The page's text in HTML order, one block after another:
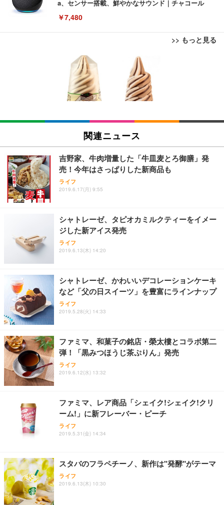
a、センサー搭載、鮮やかなサウンド｜チャコール
￥7,480
>> もっと見る
[EdoErgo] オフィスチェア 椅子 テレワーク 疲れな
い 跳ね上げ式アームレスト コンパクト 約105度ロッ
キング pc 事務椅子 360度回転 座面昇降 強化ナイロ
ン樹脂ベース 通気性メッシュ 在宅ワーク H-WY01
(黒網+黒枠+黒足)
￥5,699
SIHOO B100 オフィスチェア／デスクチェア メッシ
ュチェア 人間工学 疲れない ブラック
￥27,999
Sezlife オフィスチェア デスクチェア 疲れない テレ
ワーク チェア 強化バックレスト 30度ロッキング機
能 人間工学 椅子 腰サポート 90度跳ね上げ式アーム
務用 おしゃれ パソコンチェア (ブラック)
Sezlife オフィスチェア デスクチェア 疲れない テレ
ワーク チェア 強化バックレスト 30度ロッキング機
能 人間工学 椅子 腰サポート 90度跳ね上げ式アーム
務用 おしゃれ パソコンチェア (ホワイト)
ANDWINT オフィスチェア デスクチェア 肘なし メ
ッシュ 通気性 ランバーサポート付き 腰サポート ガ
ス圧無段階昇降 360度回転 キャスター付き コンパク
EIZO ビジネス向けプレミアムモニター | FlexScan
EV3240X-WT | 31.5型4K UHD・USB Type-C・ホワ
イト
￥105,595
EIZO ビジネス向けプレミアムモニター | FlexScan
￥109,572
【純正品】27"ゲーミングモニター DualSense 充電
フック付き（CFI-ZDM1J）
【整備済み品】Dell E2724HS 27インチ 液晶モニタ
ー フルHD（1920×1080）VA 非光沢 HDMI/DisplayP
ort/VGA スピーカー内蔵 高さ調整 スイベル VESA対
【MiniLED/24.5inch/280Hz/FHD】GRAPHT THE S
HOOTER Gaming Monitor 24” Essential ゲーミン
グモニター QD 24.5インチ 1ms FHD 量子ドット 残
Amazonベーシック ペットシーツ 薄型 レギュラー 1
回使い捨て 無香料 ホワイト 300枚
￥3,373
Amazonベーシック ペットシーツ 厚型 ワイド 42枚
x2袋(84枚) ホワイト(吸収面:ライトブルー)
￥3,234
ネオ・ルーライフ ネオ・オムツ L 中型犬用 26枚入
り 単品
Smart Basic(スマートベーシック) 【Amazon.co.jp
限定】 Smart Basic アイリスオーヤマ ペットシーツ
超厚型 お徳用 ワイド 100枚入 (x 1) (ケース販売)
アイリスオーヤマ ペットシーツ 超厚型 お徳用 レギ
ュラー 200枚入【Amazon.co.jp限定】
関連ニュース
吉野家、牛肉増量した「牛皿麦とろ御膳」発
売！今年はさっぱりした新商品も
ライフ
2019.6.17(月) 9:55
シャトレーゼ、タピオカミルクティーをイメー
ジした新アイス発売
ライフ
2019.6.13(木) 14:20
シャトレーゼ、かわいいデコレーションケーキ
など「父の日スイーツ」を豊富にラインナップ
ライフ
2019.5.28(火) 14:33
ファミマ、和菓子の銘店・榮太樓とコラボ第二
弾！「黒みつほうじ茶ぷりん」発売
ライフ
2019.6.12(水) 13:32
ファミマ、レア商品「シェイク!シェイク!クリ
ーム!」に新フレーバー・ピーチ
ライフ
2019.5.31(金) 14:34
スタバのフラペチーノ、新作は"発酵"がテーマ
ライフ
2019.6.13(木) 10:30